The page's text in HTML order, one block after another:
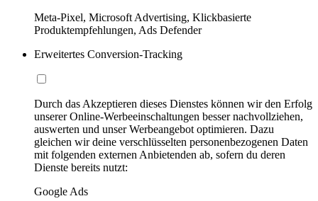
Meta-Pixel, Microsoft Advertising, Klickbasierte
Produktempfehlungen, Ads Defender
Erweitertes Conversion-Tracking
Durch das Akzeptieren dieses Dienstes können wir den Erfolg
unserer Online-Werbeeinschaltungen besser nachvollziehen,
auswerten und unser Werbeangebot optimieren. Dazu
gleichen wir deine verschlüsselten personenbezogenen Daten
mit folgenden externen Anbietenden ab, sofern du deren
Dienste bereits nutzt:
Google Ads